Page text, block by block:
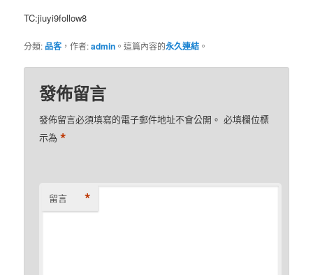
TC:jiuyi9follow8
分類: 品客 ，作者:admin 。這篇內容的永久連結 。
發佈留言
發佈留言必須填寫的電子郵件地址不會公開。 必填欄位標
示為*
留言 *